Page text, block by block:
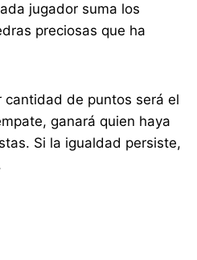
jugador suma los
preciosas que ha
cantidad de puntos será el
ganará quien haya
Si la igualdad persiste,